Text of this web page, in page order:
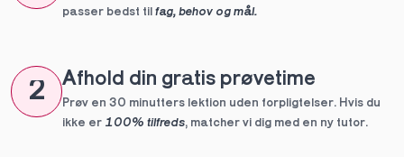
passer bedst til fag, behov og mål.
2 Afhold din gratis prøvetime
Prøv en 30 minutters lektion uden forpligtelser. Hvis du
ikke er 100% tilfreds, matcher vi dig med en ny tutor.